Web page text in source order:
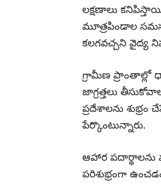
లక్షణాలు
మూత్రపిండాల
కలగవచ్చని వైద్య
గ్రామీణ ప్రాంతాల్లో
జాగ్రత్తలు
ప్రదేశాలను
పేర్కొంటున్నారు.
ఆహార పదార్థాలను
పరిశుభ్రంగా